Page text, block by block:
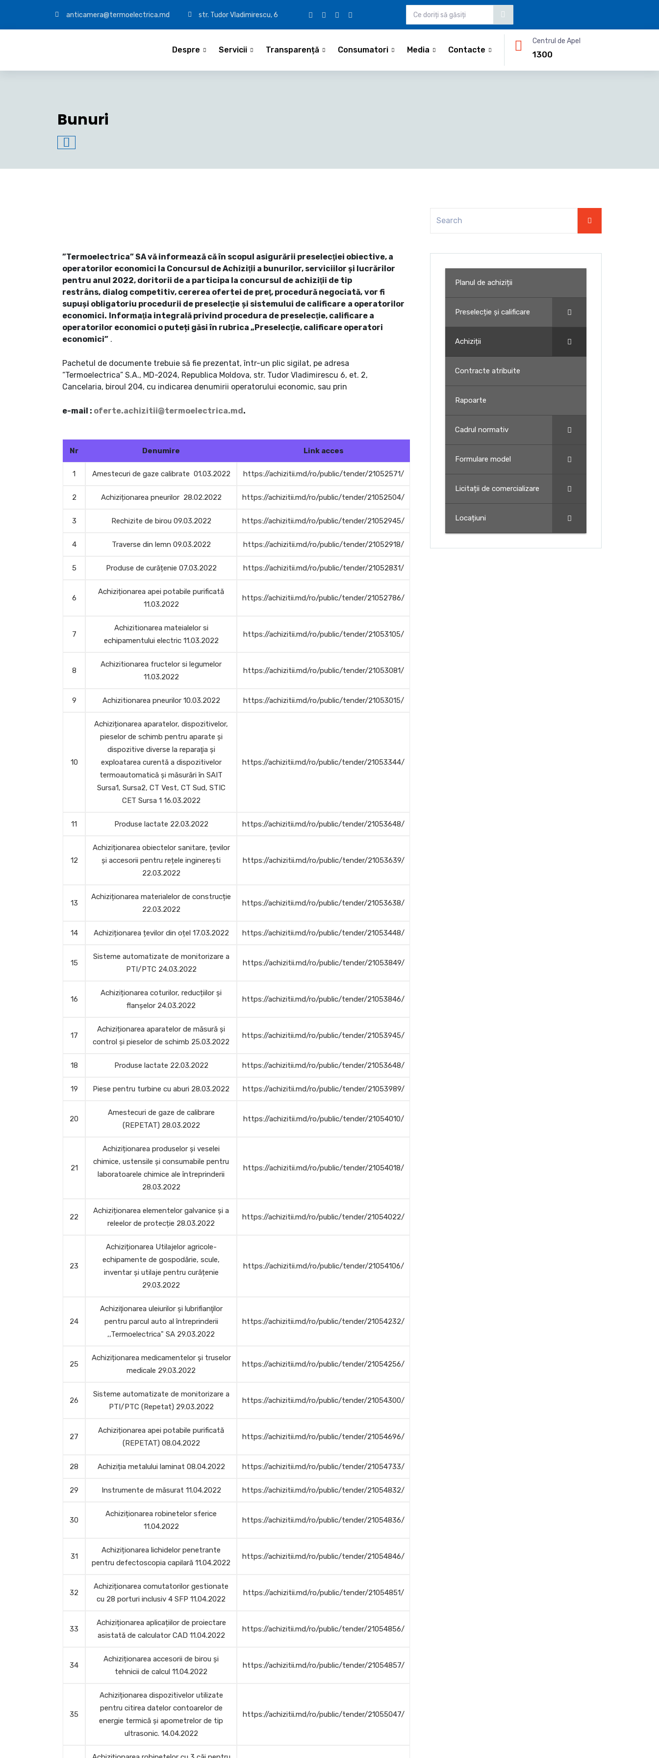
anticamera@termoelectrica.md str. Tudor Vladimirescu, 6
Despre Servicii Transparență Consumatori Media Contacte
Centrul de Apel
1300
Bunuri
”Termoelectrica” SA vă informează că în scopul asigurării preselecţiei obiective, a
operatorilor economici la Concursul de Achiziţii a bunurilor, serviciilor şi lucrărilor
pentru anul 2022, doritorii de a participa la concursul de achiziţii de tip
restrâns, dialog competitiv, cererea ofertei de preţ, procedură negociată, vor fi
supuşi obligatoriu procedurii de preselecţie şi sistemului de calificare a operatorilor
economici. Informaţia integrală privind procedura de preselecţie, calificare a
operatorilor economici o puteți găsi în rubrica „Preselecţie, calificare operatori
economici” .
Pachetul de documente trebuie să fie prezentat, într-un plic sigilat, pe adresa
“Termoelectrica” S.A., MD-2024, Republica Moldova, str. Tudor Vladimirescu 6, et. 2,
Cancelaria, biroul 204, cu indicarea denumirii operatorului economic, sau prin
e-mail : oferte.achizitii@termoelectrica.md.
Nr Denumire Link acces
1 Amestecuri de gaze calibrate 01.03.2022 https://achizitii.md/ro/public/tender/21052571/
2 Achiziționarea pneurilor 28.02.2022 https://achizitii.md/ro/public/tender/21052504/
3 Rechizite de birou 09.03.2022 https://achizitii.md/ro/public/tender/21052945/
4 Traverse din lemn 09.03.2022 https://achizitii.md/ro/public/tender/21052918/
5 Produse de curățenie 07.03.2022 https://achizitii.md/ro/public/tender/21052831/
6
Achiziționarea apei potabile purificată
11.03.2022
https://achizitii.md/ro/public/tender/21052786/
7
Achizitionarea mateialelor si
echipamentului electric 11.03.2022
https://achizitii.md/ro/public/tender/21053105/
8
Achizitionarea fructelor si legumelor
11.03.2022
https://achizitii.md/ro/public/tender/21053081/
9 Achizitionarea pneurilor 10.03.2022 https://achizitii.md/ro/public/tender/21053015/
10
Achiziționarea aparatelor, dispozitivelor,
pieselor de schimb pentru aparate și
dispozitive diverse la reparaţia și
exploatarea curentă a dispozitivelor
termoautomatică și măsurări în SAIT
Sursa1, Sursa2, CT Vest, CT Sud, STIC
CET Sursa 1 16.03.2022
https://achizitii.md/ro/public/tender/21053344/
11 Produse lactate 22.03.2022 https://achizitii.md/ro/public/tender/21053648/
12
Achiziționarea obiectelor sanitare, țevilor
și accesorii pentru rețele inginerești
22.03.2022
https://achizitii.md/ro/public/tender/21053639/
13
Achiziționarea materialelor de construcție
22.03.2022
https://achizitii.md/ro/public/tender/21053638/
14 Achiziționarea țevilor din oțel 17.03.2022 https://achizitii.md/ro/public/tender/21053448/
15
Sisteme automatizate de monitorizare a
PTI/PTC 24.03.2022
https://achizitii.md/ro/public/tender/21053849/
16
Achiziționarea coturilor, reducțiilor și
flanșelor 24.03.2022
https://achizitii.md/ro/public/tender/21053846/
17
Achiziționarea aparatelor de măsură și
control și pieselor de schimb 25.03.2022
https://achizitii.md/ro/public/tender/21053945/
18 Produse lactate 22.03.2022 https://achizitii.md/ro/public/tender/21053648/
19 Piese pentru turbine cu aburi 28.03.2022 https://achizitii.md/ro/public/tender/21053989/
20
Amestecuri de gaze de calibrare
(REPETAT) 28.03.2022
https://achizitii.md/ro/public/tender/21054010/
21
Achiziționarea produselor și veselei
chimice, ustensile și consumabile pentru
laboratoarele chimice ale întreprinderii
28.03.2022
https://achizitii.md/ro/public/tender/21054018/
22
Achiziționarea elementelor galvanice și a
releelor de protecție 28.03.2022
https://achizitii.md/ro/public/tender/21054022/
23
Achiziționarea Utilajelor agricole-
echipamente de gospodărie, scule,
inventar și utilaje pentru curățenie
29.03.2022
https://achizitii.md/ro/public/tender/21054106/
24
Achiziţionarea uleiurilor și lubrifianţilor
pentru parcul auto al întreprinderii
,,Termoelectrica" SA 29.03.2022
https://achizitii.md/ro/public/tender/21054232/
25
Achiziționarea medicamentelor și truselor
medicale 29.03.2022
https://achizitii.md/ro/public/tender/21054256/
26
Sisteme automatizate de monitorizare a
PTI/PTC (Repetat) 29.03.2022
https://achizitii.md/ro/public/tender/21054300/
27
Achiziționarea apei potabile purificată
(REPETAT) 08.04.2022
https://achizitii.md/ro/public/tender/21054696/
28 Achiziția metalului laminat 08.04.2022 https://achizitii.md/ro/public/tender/21054733/
29 Instrumente de măsurat 11.04.2022 https://achizitii.md/ro/public/tender/21054832/
30
Achiziționarea robinetelor sferice
11.04.2022
https://achizitii.md/ro/public/tender/21054836/
31
Achiziționarea lichidelor penetrante
pentru defectoscopia capilară 11.04.2022
https://achizitii.md/ro/public/tender/21054846/
32
Achiziționarea comutatorilor gestionate
cu 28 porturi inclusiv 4 SFP 11.04.2022
https://achizitii.md/ro/public/tender/21054851/
33
Achiziționarea aplicațiilor de proiectare
asistată de calculator CAD 11.04.2022
https://achizitii.md/ro/public/tender/21054856/
34
Achiziționarea accesorii de birou și
tehnicii de calcul 11.04.2022
https://achizitii.md/ro/public/tender/21054857/
35
Achiziționarea dispozitivelor utilizate
pentru citirea datelor contoarelor de
energie termică și apometrelor de tip
ultrasonic. 14.04.2022
https://achizitii.md/ro/public/tender/21055047/
Planul de achiziții
Preselecție și calificare
Achiziții
Contracte atribuite
Rapoarte
Cadrul normativ
Formulare model
Licitații de comercializare
Locațiuni